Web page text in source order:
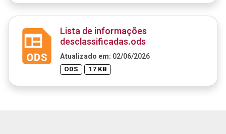
Lista de informações
desclassificadas.ods
Atualizado em: 02/06/2026
ODS 17 KB